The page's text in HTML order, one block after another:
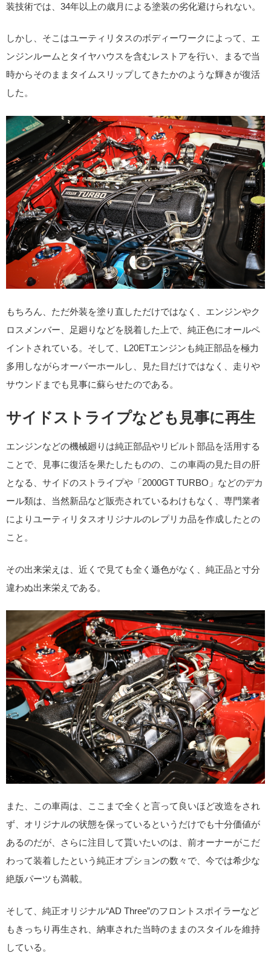
装技術では、34年以上の歳月による塗装の劣化避けられない。
しかし、そこはユーティリタスのボディーワークによって、エ
ンジンルームとタイヤハウスを含むレストアを行い、まるで当
時からそのままタイムスリップしてきたかのような輝きが復活
した。
もちろん、ただ外装を塗り直しただけではなく、エンジンやク
ロスメンバー、足廻りなどを脱着した上で、純正色にオールペ
イントされている。そして、L20ETエンジンも純正部品を極力
多用しながらオーバーホールし、見た目だけではなく、走りや
サウンドまでも見事に蘇らせたのである。
サイドストライプなども見事に再生
エンジンなどの機械廻りは純正部品やリビルト部品を活用する
ことで、見事に復活を果たしたものの、この車両の見た目の肝
となる、サイドのストライプや「2000GT TURBO」などのデカ
ール類は、当然新品など販売されているわけもなく、専門業者
によりユーティリタスオリジナルのレプリカ品を作成したとの
こと。
その出来栄えは、近くで見ても全く遜色がなく、純正品と寸分
違わぬ出来栄えである。
また、この車両は、ここまで全くと言って良いほど改造をされ
ず、オリジナルの状態を保っているというだけでも十分価値が
あるのだが、さらに注目して貰いたいのは、前オーナーがこだ
わって装着したという純正オプションの数々で、今では希少な
絶版パーツも満載。
そして、純正オリジナル“AD Three”のフロントスポイラーなど
もきっちり再生され、納車された当時のままのスタイルを維持
している。